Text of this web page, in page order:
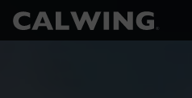
®